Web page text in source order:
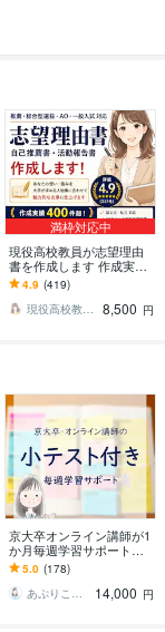
満枠対応中
現役高校教員が志望理由
書を作成します 作成実績4
00件超！現役高校教員に
全てお任せください
4.9 (419)
現役高校教員shoko
8,500 円
京大卒オンライン講師が1
か月毎週学習サポートし
ます 小テストも行う充実
サポートコース
5.0 (178)
あぷりこっと・学習支援
14,000 円